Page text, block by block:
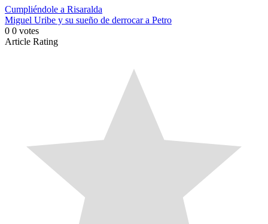
Cumpliéndole a Risaralda
Miguel Uribe y su sueño de derrocar a Petro
0 0 votes
Article Rating